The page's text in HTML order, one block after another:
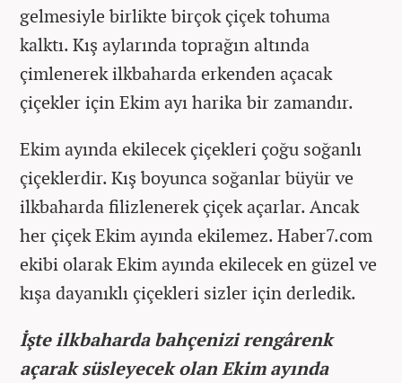
gelmesiyle birlikte birçok çiçek tohuma
kalktı. Kış aylarında toprağın altında
çimlenerek ilkbaharda erkenden açacak
çiçekler için Ekim ayı harika bir zamandır.
Ekim ayında ekilecek çiçekleri çoğu soğanlı
çiçeklerdir. Kış boyunca soğanlar büyür ve
ilkbaharda filizlenerek çiçek açarlar. Ancak
her çiçek Ekim ayında ekilemez. Haber7.com
ekibi olarak Ekim ayında ekilecek en güzel ve
kışa dayanıklı çiçekleri sizler için derledik.
İşte ilkbaharda bahçenizi rengârenk
açarak süsleyecek olan Ekim ayında